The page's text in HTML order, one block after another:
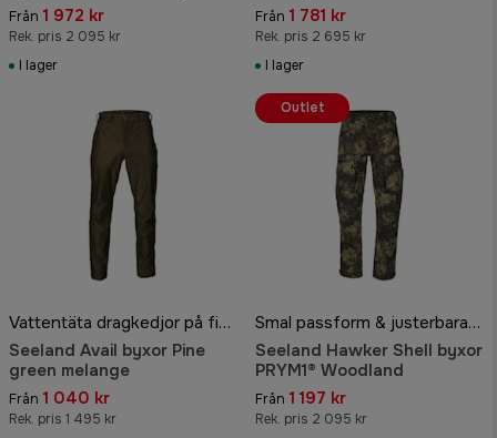
Från 1 972 kr
Rek. pris 2 095 kr
I lager
Från 1 781 kr
Rek. pris 2 695 kr
I lager
Vattentäta dragkedjor på fickorna
Seeland Avail byxor Pine
green melange
Från 1 040 kr
Rek. pris 1 495 kr
Smal passform & justerbara benslut
Seeland Hawker Shell byxor
PRYM1® Woodland
Från 1 197 kr
Rek. pris 2 095 kr
Outlet